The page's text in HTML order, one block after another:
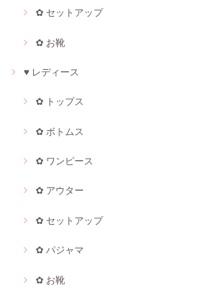
✿ セットアップ
✿ お靴
♥ レディース
✿ トップス
✿ ボトムス
✿ ワンピース
✿ アウター
✿ セットアップ
✿ パジャマ
✿ お靴